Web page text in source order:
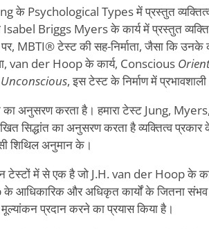
के Psychological Types में प्रस्तुत व्यक्तित्व
Isabel Briggs Myers के कार्य में प्रस्तुत
पर, MBTI® टेस्ट की सह-निर्माता, जैसा कि
van der Hoop के कार्य, Conscious
, इस टेस्ट के निर्माण में
का अनुसरण करता है। हमारा टेस्ट Jung,
सिद्धांत का अनुसरण करता है व्यक्तित्व प्रकार
शिथिल अनुमान के।
टेस्टों में से एक है जो J.H. van der Hoop के
और अधिकृत कार्यों के जितना संभव
प्रदान करने का प्रयास किया है।